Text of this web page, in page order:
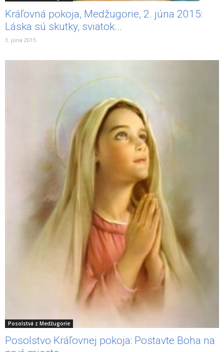
Kráľovná pokoja, Medžugorie, 2. júna 2015:
Láska sú skutky, sviatok...
3. júna 2015
Posolstvá z Medžugorie
Posolstvo Kráľovnej pokoja: Postavte Boha na